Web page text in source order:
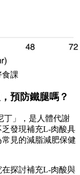
食課
預防鐵腿嗎？
丁」，是人體代謝
發現補充L-肉酸具
見的減脂減肥保健
探討補充L-肉酸與